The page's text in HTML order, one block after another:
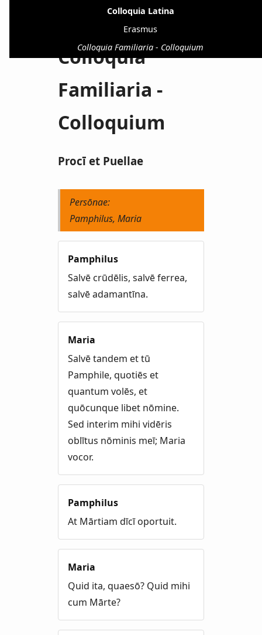
Colloquia Latina
Erasmus
Colloquia Familiaria - Colloquium
Colloquia
Familiaria -
Colloquium
Procī et Puellae
Persōnae:
Pamphilus, Maria
Pamphilus
Salvē crūdēlis, salvē ferrea,
salvē adamantīna.
Maria
Salvē tandem et tū
Pamphile, quotiēs et
quantum volēs, et
quōcunque libet nōmine.
Sed interim mihi vidēris
oblītus nōminis meī; Maria
vocor.
Pamphilus
At Mārtiam dīcī oportuit.
Maria
Quid ita, quaesō? Quid mihi
cum Mārte?